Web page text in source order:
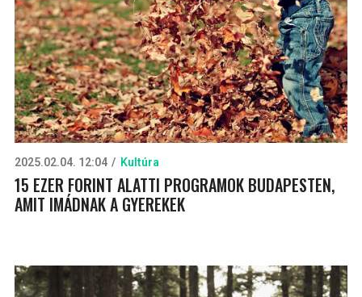
2025.02.04. 12:04 Kultúra
15 EZER FORINT ALATTI PROGRAMOK BUDAPESTEN,
AMIT IMÁDNAK A GYEREKEK